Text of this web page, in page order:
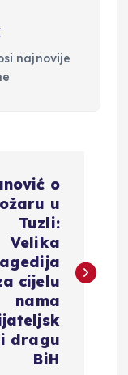
najnovije
o
u
Tuzli:
Velika
cijelu
nama
dragu
BiH